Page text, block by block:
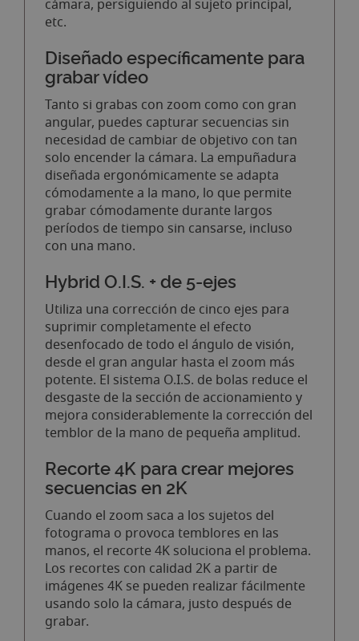
cámara, persiguiendo al sujeto principal,
etc.
Diseñado específicamente para
grabar vídeo
Tanto si grabas con zoom como con gran
angular, puedes capturar secuencias sin
necesidad de cambiar de objetivo con tan
solo encender la cámara. La empuñadura
diseñada ergonómicamente se adapta
cómodamente a la mano, lo que permite
grabar cómodamente durante largos
períodos de tiempo sin cansarse, incluso
con una mano.
Hybrid O.I.S. + de 5-ejes
Utiliza una corrección de cinco ejes para
suprimir completamente el efecto
desenfocado de todo el ángulo de visión,
desde el gran angular hasta el zoom más
potente. El sistema O.I.S. de bolas reduce el
desgaste de la sección de accionamiento y
mejora considerablemente la corrección del
temblor de la mano de pequeña amplitud.
Recorte 4K para crear mejores
secuencias en 2K
Cuando el zoom saca a los sujetos del
fotograma o provoca temblores en las
manos, el recorte 4K soluciona el problema.
Los recortes con calidad 2K a partir de
imágenes 4K se pueden realizar fácilmente
usando solo la cámara, justo después de
grabar.